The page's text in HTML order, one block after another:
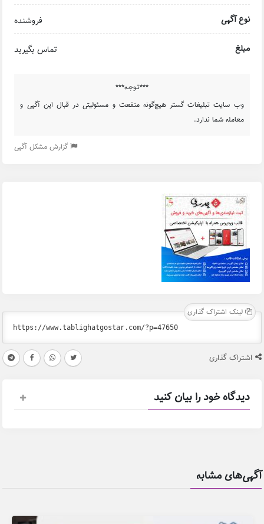
نوع آگهی فروشنده
مبلغ تماس بگیرید
***تـوجـه***
وب سایت تبلیغات گستر هیچ‌گونه منفعت و مسئولیتی در قبال این آگهی و
معامله شما ندارد.
گزارش مشکل آگهی
لینک اشتراک گذاری
اشتراک گذاری
دیدگاه خود را بیان کنید
آگهی‌های مشابه